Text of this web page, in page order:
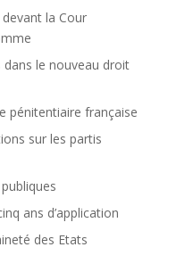
la Cour
dans le nouveau droit
pénitentiaire française
sur les partis
ans d’application
des Etats